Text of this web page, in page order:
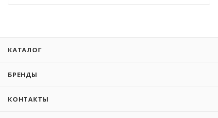
КАТАЛОГ
БРЕНДЫ
КОНТАКТЫ